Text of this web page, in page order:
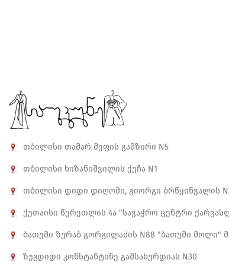
თბილისი თამარ მეფის გამზირი N5
თბილისი ხიზანიშვილის ქუჩა N1
თბილისი დიდი დიღომი, გიორგი ბრწყინვალის
ქუთაისი წერეთლის 4ა "სავაჭრო ცენტრი
ბათუმი ზურაბ გორგილაძის N88 "ბათუმი მოლი"
ზუგდიდი კონსტანტინე გამსახურდიას N30